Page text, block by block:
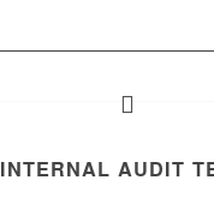
INTERNAL AUDIT